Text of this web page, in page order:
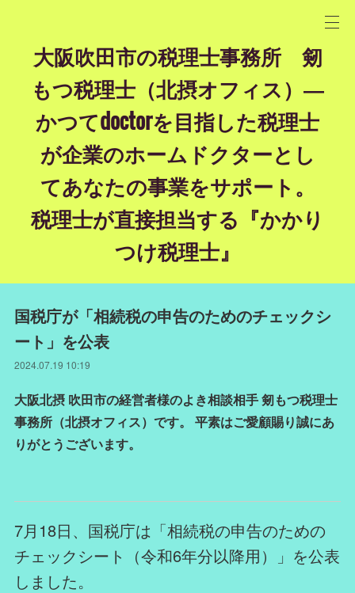
大阪吹田市の税理士事務所 剱
もつ税理士（北摂オフィス）―
かつてdoctorを目指した税理士
が企業のホームドクターとし
てあなたの事業をサポート。
税理士が直接担当する『かかり
つけ税理士』
国税庁が「相続税の申告のためのチェックシ
ート」を公表
2024.07.19 10:19
大阪北摂 吹田市の経営者様のよき相談相手 剱もつ税理士
事務所（北摂オフィス）です。 平素はご愛顧賜り誠にあ
りがとうございます。
7月18日、国税庁は「相続税の申告のための
チェックシート（令和6年分以降用）」を公表
しました。